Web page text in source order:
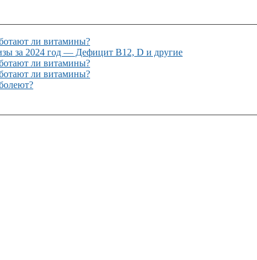
ли витамины?
за 2024 год — Дефицит B12, D и другие
ли витамины?
ли витамины?